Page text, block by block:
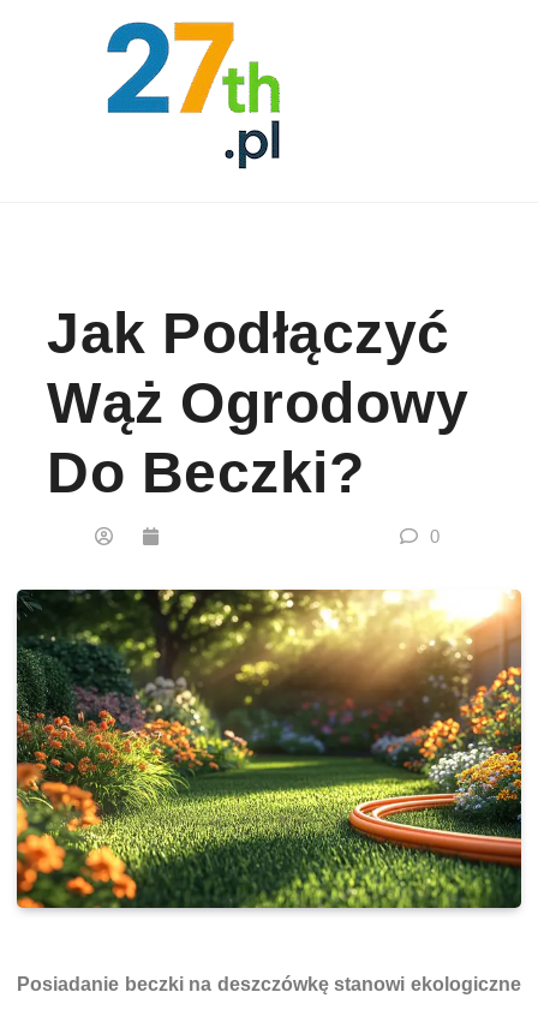
Jak Podłączyć
Wąż Ogrodowy
Do Beczki?
0
Posiadanie beczki na deszczówkę stanowi ekologiczne